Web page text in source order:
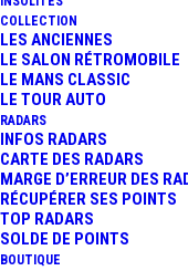
COLLECTION
LES ANCIENNES
LE SALON RÉTROMOBILE
LE MANS CLASSIC
LE TOUR AUTO
RADARS
INFOS RADARS
CARTE DES RADARS
MARGE D’ERREUR DES
RÉCUPÉRER SES POINTS
TOP RADARS
SOLDE DE POINTS
BOUTIQUE
3